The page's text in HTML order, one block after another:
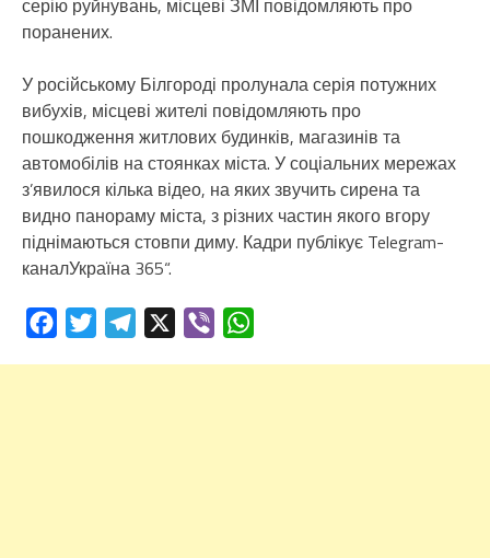
серію руйнувань, місцеві ЗМІ повідомляють про
поранених.
У російському Білгороді пролунала серія потужних
вибухів, місцеві жителі повідомляють про
пошкодження житлових будинків, магазинів та
автомобілів на стоянках міста. У соціальних мережах
з’явилося кілька відео, на яких звучить сирена та
видно панораму міста, з різних частин якого вгору
піднімаються стовпи диму. Кадри публікує Telegram-
каналУкраїна 365“.
FacebookTwitterTelegram Viber